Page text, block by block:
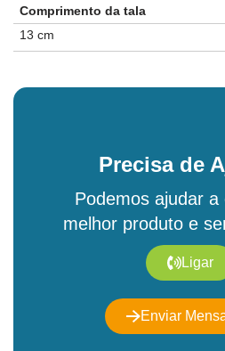
Comprimento da tala
13 cm
Precisa de
Podemos ajudar a
melhor produto e
Ligar
Enviar